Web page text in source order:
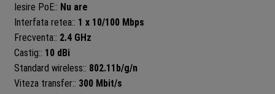
Iesire PoE:: Nu are
Interfata retea:: 1 x 10/100 Mbps
Frecventa:: 2.4 GHz
Castig:: 10 dBi
Standard wireless:: 802.11b/g/n
Viteza transfer:: 300 Mbit/s